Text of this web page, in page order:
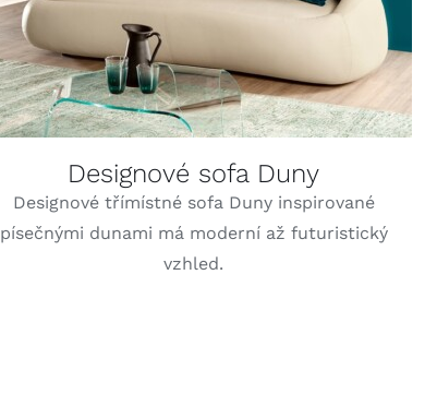
Designové sofa Duny
Designové třímístné sofa Duny inspirované
písečnými dunami má moderní až futuristický
vzhled.